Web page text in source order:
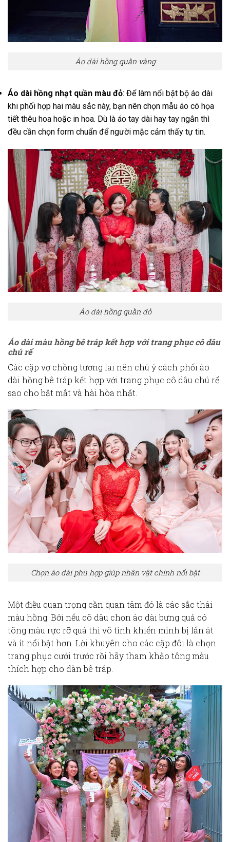
Áo dài hồng quần vàng
Áo dài hồng nhạt quần màu đỏ: Để làm nổi bật bộ áo dài
khi phối hợp hai màu sắc này, bạn nên chọn mẫu áo có họa
tiết thêu hoa hoặc in hoa. Dù là áo tay dài hay tay ngắn thì
đều cần chọn form chuẩn để người mặc cảm thấy tự tin.
Áo dài hồng quần đỏ
Áo dài màu hồng bê tráp kết hợp với trang phục cô dâu
chú rể
Các cặp vợ chồng tương lai nên chú ý cách phối áo
dài hồng bê tráp kết hợp với trang phục cô dâu chú rể
sao cho bắt mắt và hài hòa nhất.
Chọn áo dài phù hợp giúp nhân vật chính nổi bật
Một điều quan trọng cần quan tâm đó là các sắc thái
màu hồng. Bởi nếu cô dâu chọn áo dài bưng quả có
tông màu rực rỡ quá thì vô tình khiến mình bị lấn át
và ít nổi bật hơn. Lời khuyên cho các cặp đôi là chọn
trang phục cưới trước rồi hãy tham khảo tông màu
thích hợp cho dàn bê tráp.